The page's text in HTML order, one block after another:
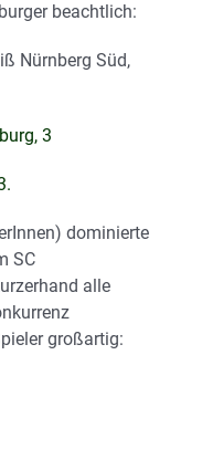
beachtlich:
Nürnberg Süd,
3
dominierte
SC
alle
großartig: